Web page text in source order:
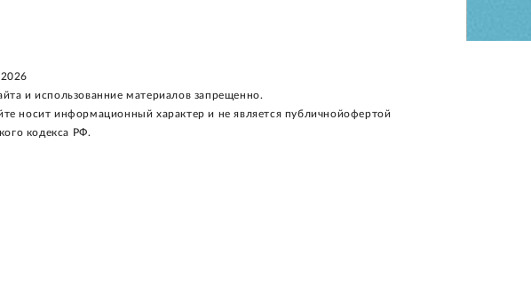
и использованние материалов запрещенно.
носит информационный характер и не является публичнойофертой
кодекса РФ.